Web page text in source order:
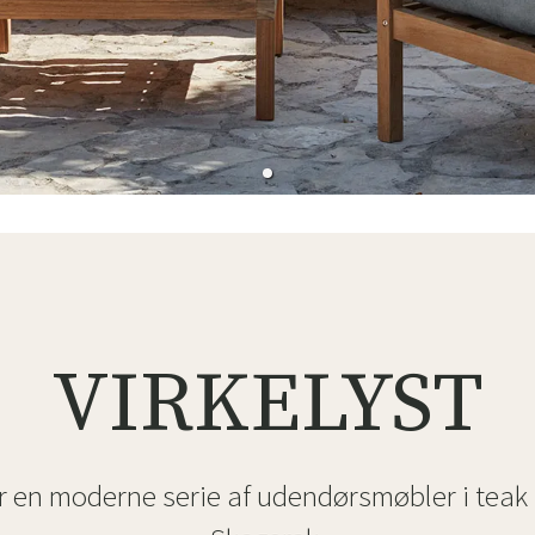
Hængestole
Produkter til vedligeholdelse
Småopbevaring
VIRKELYST
en moderne serie af udendørsmøbler i